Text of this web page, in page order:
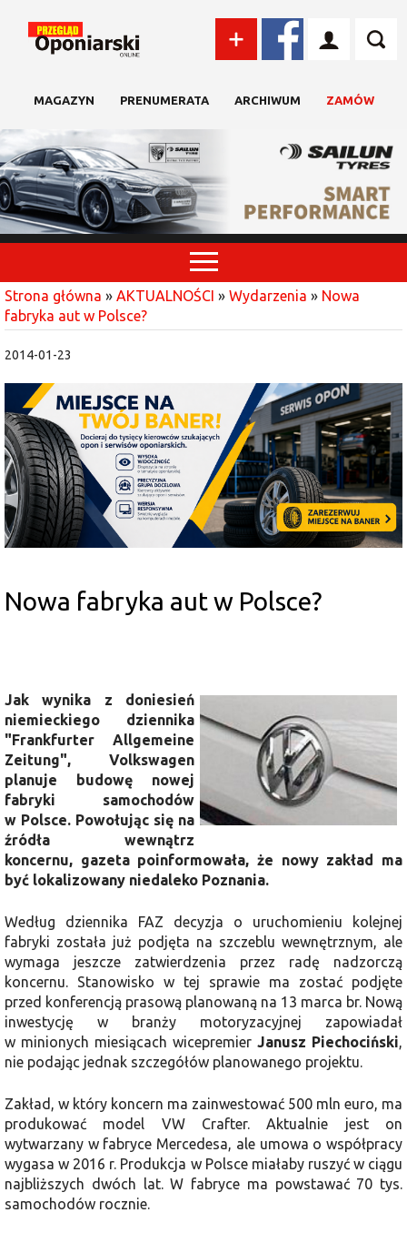
MAGAZYN PRENUMERATA ARCHIWUM ZAMÓW
Strona główna » AKTUALNOŚCI » Wydarzenia » Nowa
fabryka aut w Polsce?
2014-01-23
Nowa fabryka aut w Polsce?
Jak wynika z doniesień
niemieckiego dziennika
"Frankfurter Allgemeine
Zeitung", Volkswagen
planuje budowę nowej
fabryki samochodów
w Polsce. Powołując się na
źródła wewnątrz
koncernu, gazeta poinformowała, że nowy zakład ma
być lokalizowany niedaleko Poznania.
Według dziennika FAZ decyzja o uruchomieniu kolejnej
fabryki została już podjęta na szczeblu wewnętrznym, ale
wymaga jeszcze zatwierdzenia przez radę nadzorczą
koncernu. Stanowisko w tej sprawie ma zostać podjęte
przed konferencją prasową planowaną na 13 marca br. Nową
inwestycję w branży motoryzacyjnej zapowiadał
w minionych miesiącach wicepremier Janusz Piechociński,
nie podając jednak szczegółów planowanego projektu.
Zakład, w który koncern ma zainwestować 500 mln euro, ma
produkować model VW Crafter. Aktualnie jest on
wytwarzany w fabryce Mercedesa, ale umowa o współpracy
wygasa w 2016 r. Produkcja w Polsce miałaby ruszyć w ciągu
najbliższych dwóch lat. W fabryce ma powstawać 70 tys.
samochodów rocznie.